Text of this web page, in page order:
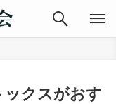
ックスがおす